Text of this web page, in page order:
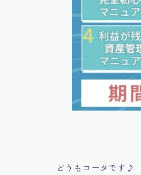
どうもコータです♪